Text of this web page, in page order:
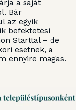
a saját
Bár
az egyik
befektetési
Starttal – de
esetnek, a
ennyire magas.